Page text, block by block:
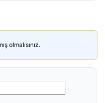
olmalısınız.